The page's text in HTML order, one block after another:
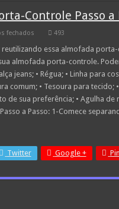
Controle Passo a
fechadosem
Porta-
Passo
a
Passo
493
reutilizando essa almofada
almofada porta-controle.
jeans; • Régua; • Linha para
comum; • Tesoura para tecido;
de sua preferência; • Agulha de
a Passo: 1-Comece
Twitter Google +